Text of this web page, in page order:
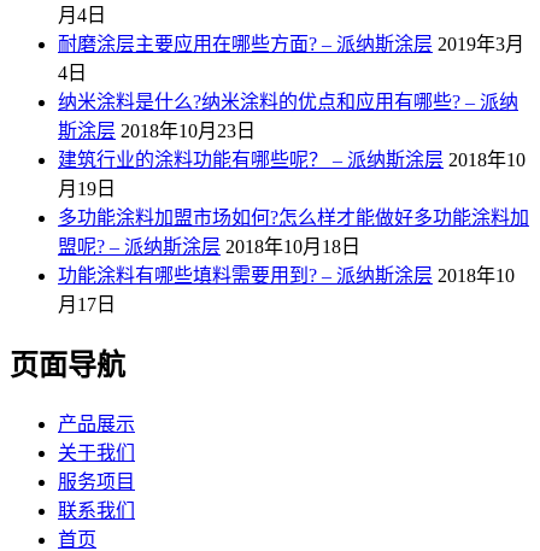
月4日
耐磨涂层主要应用在哪些方面? – 派纳斯涂层 2019年3月
4日
纳米涂料是什么?纳米涂料的优点和应用有哪些? – 派纳
斯涂层 2018年10月23日
建筑行业的涂料功能有哪些呢？ – 派纳斯涂层 2018年10
月19日
多功能涂料加盟市场如何?怎么样才能做好多功能涂料加
盟呢? – 派纳斯涂层 2018年10月18日
功能涂料有哪些填料需要用到? – 派纳斯涂层 2018年10
月17日
页面导航
产品展示
关于我们
服务项目
联系我们
首页